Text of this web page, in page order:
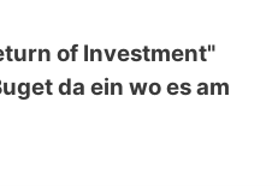
of Investment"
da ein wo es am